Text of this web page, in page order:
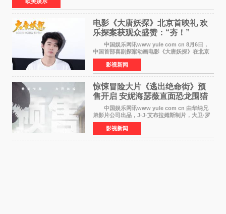
欧美娱乐
电影《大唐妖探》北京首映礼 欢
乐探案获观众盛赞：“夯！”
中国娱乐网讯www yule com cn 8月6日，
中国首部喜剧探案动画电影《大唐妖探》在北京
举办电影首映礼。导演程腾、联合导演黄珉、总
制片人曹紫建、制片人李莹莹，配音导演张喆，
对白指导程寅，领
影视新闻
惊悚冒险大片《逃出绝命街》预
售开启 安妮海瑟薇直面恐龙围猎
中国娱乐网讯www yule com cn 由华纳兄
弟影片公司出品，J·J·艾布拉姆斯制片，大卫·罗
伯特·米切尔执导，好莱坞巨星安妮·海瑟薇和伊万
·麦克格雷格领衔主演的2026暑期惊悚冒险大片
《逃出绝
影视新闻